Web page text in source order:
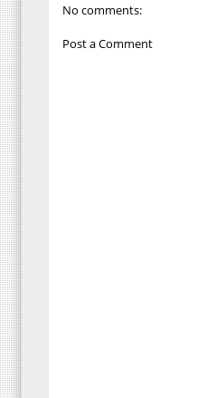
No comments:
Post a Comment